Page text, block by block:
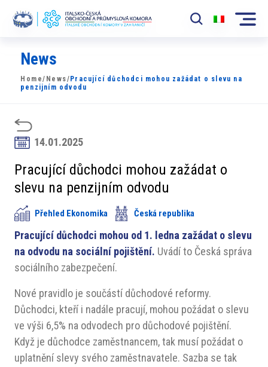
Komora
News
Rozvoj Trhu
Členové
Partneři
​​Projekty
Členská sekce
News
Home/ News/ Pracující důchodci mohou zažádat o slevu na
penzijním odvodu
14.01.2025
Pracující důchodci mohou zažádat o
slevu na penzijním odvodu
Přehled Ekonomika Česká republika
Pracující důchodci mohou od 1. ledna zažádat o slevu
na odvodu na sociální pojištění. Uvádí to Česká správa
sociálního zabezpečení.
Nové pravidlo je součástí důchodové reformy.
Důchodci, kteří i nadále pracují, mohou požádat o slevu
ve výši 6,5% na odvodech pro důchodové pojištění.
Když je důchodce zaměstnancem, tak musí požádat o
uplatnění slevy svého zaměstnavatele. Sazba se tak